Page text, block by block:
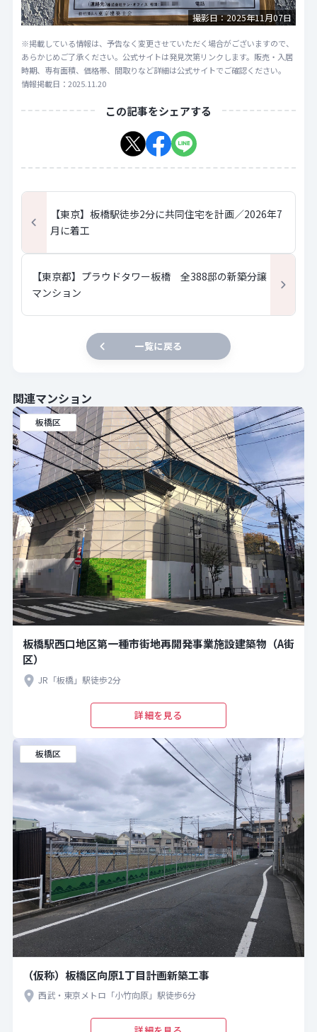
撮影日：2025年11月07日
※掲載している情報は、予告なく変更させていただく場合がございますので、
あらかじめご了承ください。公式サイトは発見次第リンクします。販売・入居
時期、専有面積、価格帯、間取りなど詳細は公式サイトでご確認ください。
情報掲載日：2025.11.20
この記事をシェアする
【東京】板橋駅徒歩2分に共同住宅を計画／2026年7
月に着工
【東京都】プラウドタワー板橋 全388邸の新築分譲
マンション
一覧に戻る
関連マンション
板橋区
板橋駅西口地区第一種市街地再開発事業施設建築物（A街
区）
JR「板橋」駅徒歩2分
詳細を見る
板橋区
（仮称）板橋区向原1丁目計画新築工事
西武・東京メトロ「小竹向原」駅徒歩6分